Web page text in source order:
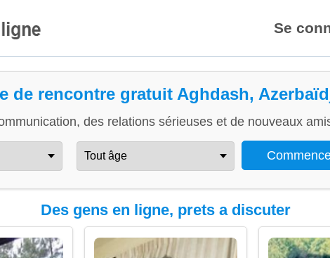
Se
de rencontre gratuit Aghdash,
des relations sérieuses et de nouveaux
Des gens en ligne, prets a discuter